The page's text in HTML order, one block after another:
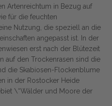
Artenreichtum in Bezug auf
für die feuchten
Nutzung, die speziell an die
angepasst ist. In der
erst nach der Blütezeit
auf den Trockenrasen sind die
die Skabiosen-Flockenblume
in der Rostocker Heide
\“Wälder und Moore der